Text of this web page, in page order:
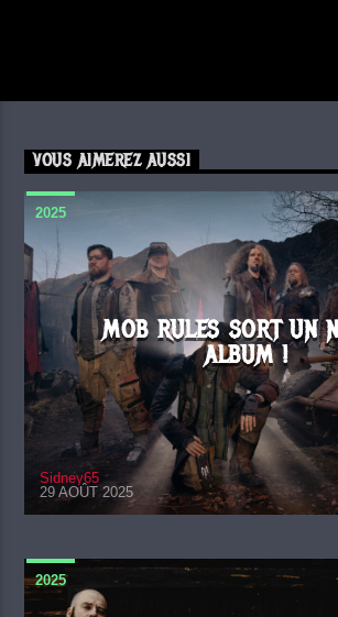
VOUS AIMEREZ AUSSI
2025
MOB RULES SORT UN
ALBUM !
Sidney65
29 AOÛT 2025
2025